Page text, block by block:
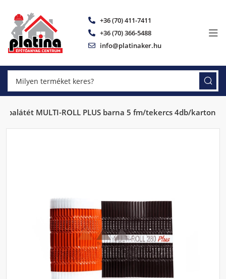
+36 (70) 411-7411
+36 (70) 366-5488
info@platinaker.hu
MULTI-ROLL PLUS barna 5 fm/tekercs 4db/karton